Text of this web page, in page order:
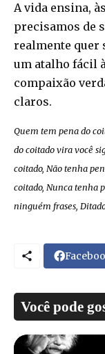
A vida ensina,
precisamos de
realmente quer
um atalho fácil
compaixão
claros.
Quem tem pena do
do coitado vira você
coitado, Não tenha
coitado, Nunca tenha
ninguém frases,
Você pode